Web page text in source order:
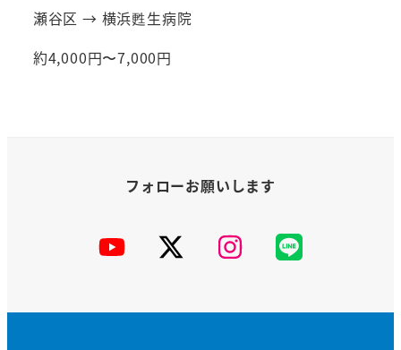
瀬谷区 → 横浜甦生病院
約4,000円〜7,000円
YouTubeX Instagram
公
式